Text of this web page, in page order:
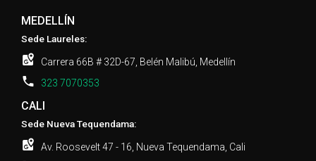
MEDELLÍN
Sede Laureles:
Carrera 66B # 32D-67, Belén Malibú, Medellín
323 7070353
CALI
Sede Nueva Tequendama:
Av. Roosevelt 47 - 16, Nueva Tequendama, Cali